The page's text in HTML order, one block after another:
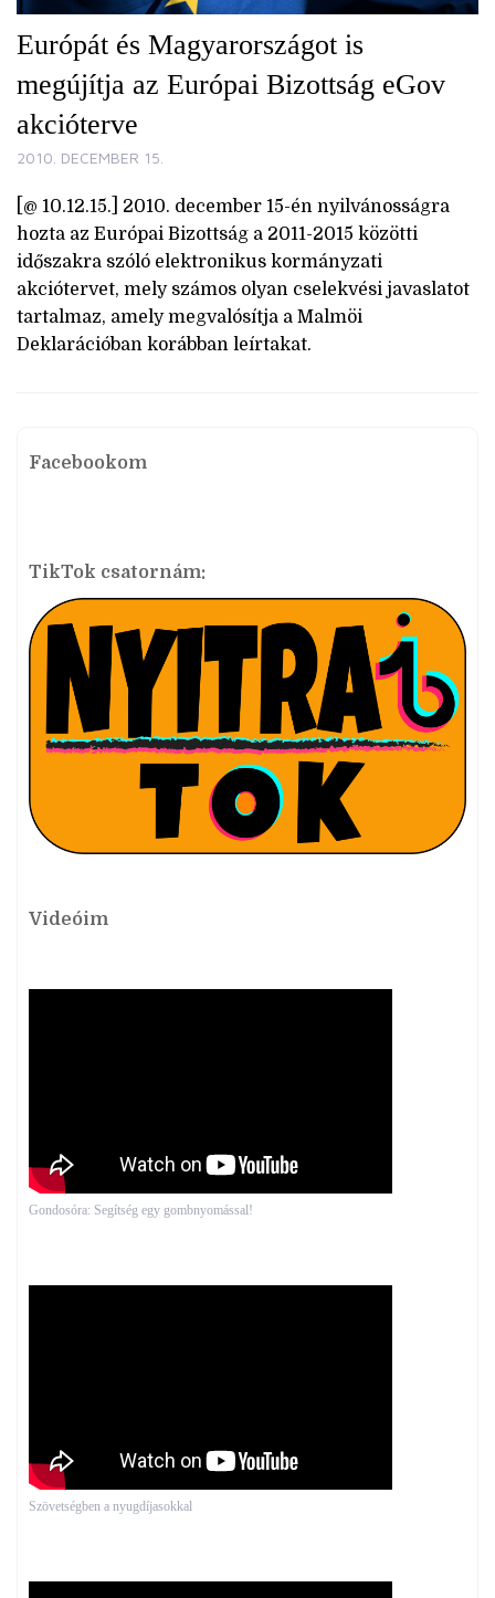
Európát és Magyarországot is
megújítja az Európai Bizottság eGov
akcióterve
2010. DECEMBER 15.
[@ 10.12.15.] 2010. december 15-én nyilvánosságra
hozta az Európai Bizottság a 2011-2015 közötti
időszakra szóló elektronikus kormányzati
akciótervet, mely számos olyan cselekvési javaslatot
tartalmaz, amely megvalósítja a Malmöi
Deklarációban korábban leírtakat.
Facebookom
TikTok csatornám:
Videóim
Gondosóra: Segítség egy gombnyomással!
Szövetségben a nyugdíjasokkal